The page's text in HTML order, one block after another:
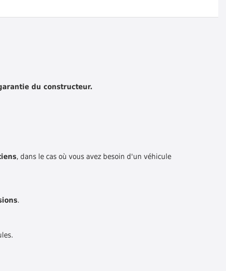
du constructeur.
, dans le cas où vous avez besoin d'un véhicule
.